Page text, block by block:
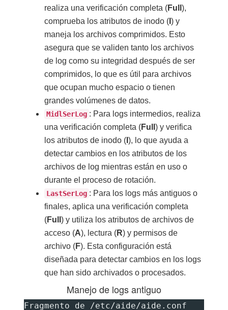
realiza una verificación completa (Full ),
comprueba los atributos de inodo (I ) y
maneja los archivos comprimidos. Esto
asegura que se validen tanto los archivos
de log como su integridad después de ser
comprimidos, lo que es útil para archivos
que ocupan mucho espacio o tienen
grandes volúmenes de datos.
MidlSerLog : Para logs intermedios, realiza
una verificación completa (Full ) y verifica
los atributos de inodo (I ), lo que ayuda a
detectar cambios en los atributos de los
archivos de log mientras están en uso o
durante el proceso de rotación.
LastSerLog : Para los logs más antiguos o
finales, aplica una verificación completa
(Full ) y utiliza los atributos de archivos de
acceso (A), lectura (R) y permisos de
archivo (F). Esta configuración está
diseñada para detectar cambios en los logs
que han sido archivados o procesados.
Manejo de logs antiguo
Fragmento de /etc/aide/aide.conf